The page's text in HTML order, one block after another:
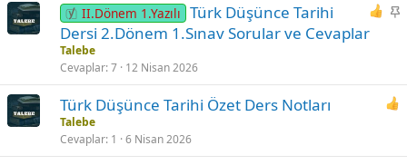
S
t
II.Dönem 1.Yazılı Türk Düşünce Tarihi
Dersi 2.Dönem 1.Sınav Sorular ve Cevaplar
Talebe
Cevaplar 7 12 Nisan 2026
Türk Düşünce Tarihi Özet Ders Notları
Talebe
Cevaplar 1 6 Nisan 2026